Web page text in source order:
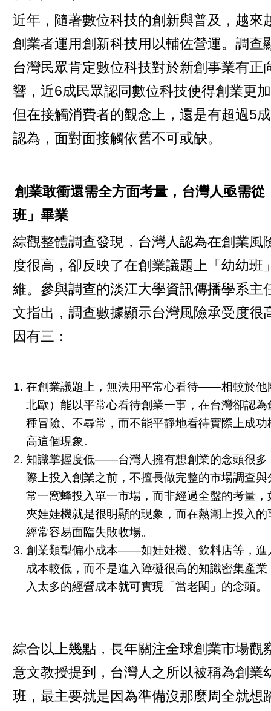
近年，隨著數位科技的創新與普及，越來
創業者運用創新科技用以輔佐營運。調查
台灣民眾肯定數位科技對於新創事業有正
響，近6成民眾認同數位科技使得創業更
但在接觸消費者的觀念上，還是有超過5
認為，面對面接觸依舊不可或缺。
創業敢衝還需全方面考量，台灣人亟需從
班」畢業
綜觀整體調查發現，台灣人認為在創業風
度很高，卻反映了在創業議題上「幼幼班
維。參與調查的淡江大學資訊傳播學系主
文指出，調查數據顯示台灣風險承受度很
因有三：
在創業議題上，無法用平常心看待——相較於他
北歐）能以平常心看待創業一事，在台灣卻認為
種冒險、不尋常，而不能平靜地看待實際上成功
高這個現象。
知識掌握度低——台灣人擁有想創業的念頭很多
際上投入創業之前，不擅長做完整的市場調查與
常一窩蜂投入單一市場，而非經過全盤的考量，
夾娃娃機就是很明顯的現象，而在熱潮上投入的
經常容易面臨失敗收場。
創業類型偏小成本——如娃娃機、飲料店等，進
成本較低，而不是進入障礙很高的知識密集產業
入太多的經營成本就可實現「當老闆」的念頭。
綜合以上幾點，長年關注全球創業市場觀
意文教授提到，台灣人之所以被稱為創業
班，最主要就是因為準備沒那麼周全就想